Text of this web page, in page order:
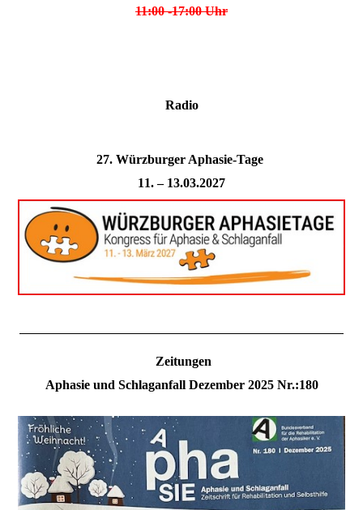
11:00 -17:00 Uhr
Radio
27. Würzburger Aphasie-Tage
11. – 13.03.2027
Zeitungen
Aphasie und Schlaganfall Dezember 2025 Nr.:180